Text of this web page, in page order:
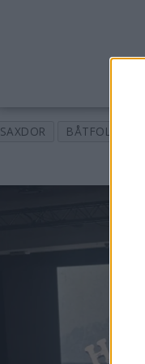
SAXDOR BÅTFOLK